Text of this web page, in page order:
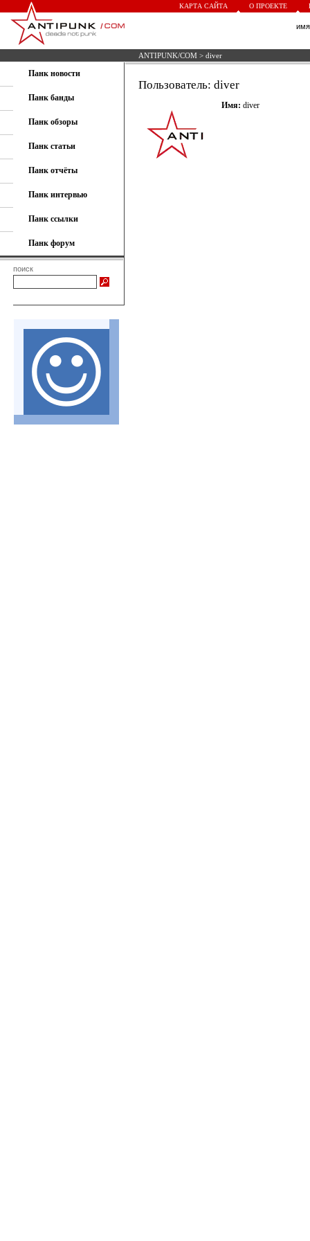
КАРТА САЙТА О ПРОЕКТЕ
ANTIPUNK/COM > diver
Панк новости
Панк банды
Панк обзоры
Панк статьи
Панк отчёты
Панк интервью
Панк ссылки
Панк форум
поиск
Пользователь: diver
Имя: diver